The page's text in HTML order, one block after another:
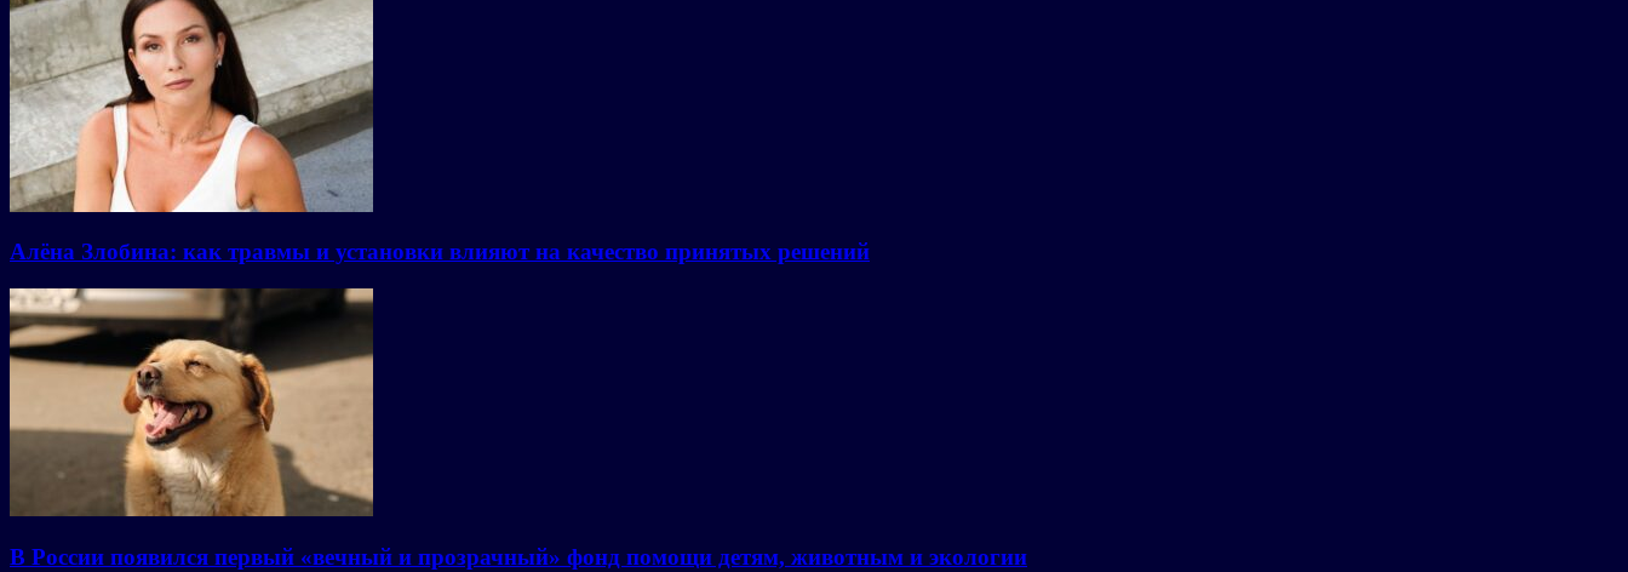
Алёна Злобина: как травмы и установки влияют на качество принятых решений
В России появился первый «вечный и прозрачный» фонд помощи детям, животным и экологии